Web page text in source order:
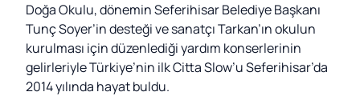
Doğa Okulu, dönemin Seferihisar Belediye Başkanı
Tunç Soyer’in desteği ve sanatçı Tarkan’ın okulun
kurulması için düzenlediği yardım konserlerinin
gelirleriyle Türkiye’nin ilk Citta Slow’u Seferihisar’da
2014 yılında hayat buldu.